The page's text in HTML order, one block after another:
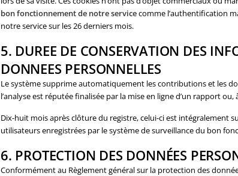
bon fonctionnement de notre servicecomme l’authentification
notre service sur les 26 derniers mois.
5. DUREE DE CONSERVATION DES
DONNEES PERSONNELLES
Le système supprime automatiquement les contributions et les
l’analyse est réputée finalisée par la mise en ligne d’un rapport
Dix-huit mois après clôture du registre, celui-ci est intégralement
utilisateurs enregistrées par le système de surveillance du bon
6. PROTECTION DES DONNÉES
Conformément au Règlement général sur la protection des